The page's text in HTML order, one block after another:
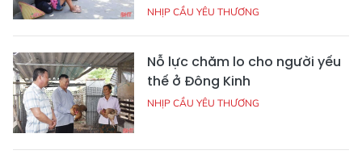
NHỊP CẦU YÊU THƯƠNG
Nỗ lực chăm lo cho người yếu
thế ở Đông Kinh
NHỊP CẦU YÊU THƯƠNG